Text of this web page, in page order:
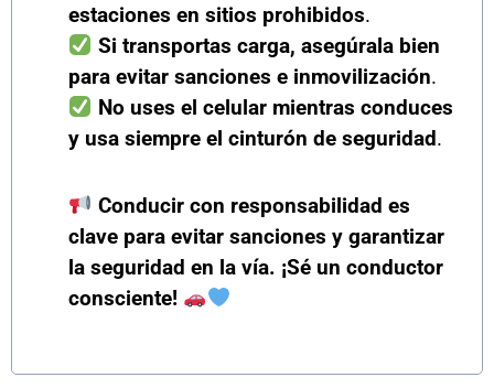
estaciones en sitios prohibidos.
Si transportas carga, asegúrala bien
para evitar sanciones e inmovilización.
No uses el celular mientras conduces
y usa siempre el cinturón de seguridad.
Conducir con responsabilidad es
clave para evitar sanciones y garantizar
la seguridad en la vía. ¡Sé un conductor
consciente!